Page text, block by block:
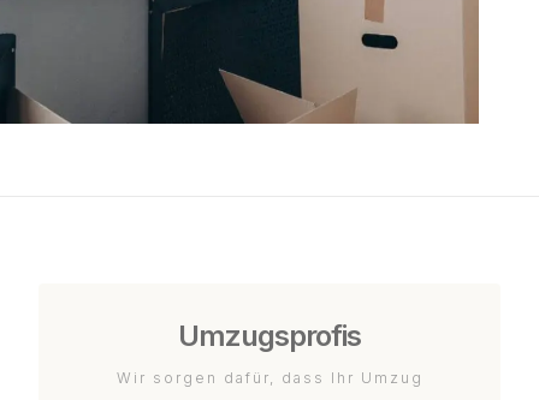
Umzugsprofis
Wir sorgen dafür, dass Ihr Umzug